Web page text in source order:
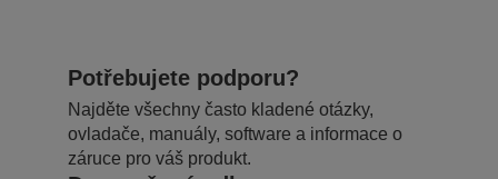
Potřebujete podporu?
Najděte všechny často kladené otázky,
ovladače, manuály, software a informace o
záruce pro váš produkt.